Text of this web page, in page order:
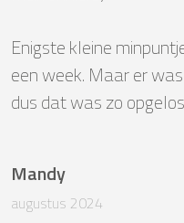
Enigste kleine
een week. Maar er
dus dat was zo
Mandy
augustus 2024